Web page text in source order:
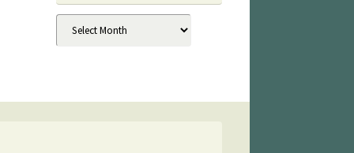
Archív